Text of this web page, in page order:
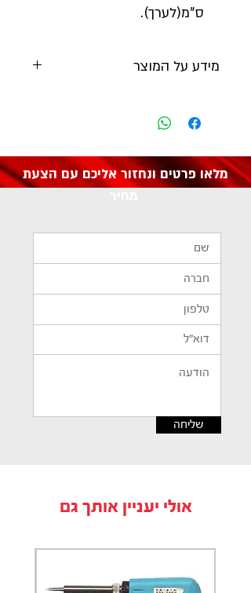
ס"מ(לערך).
מידע על המוצר
מלאו פרטים ונחזור אליכם עם הצעת
שליחה
אולי יעניין אותך גם